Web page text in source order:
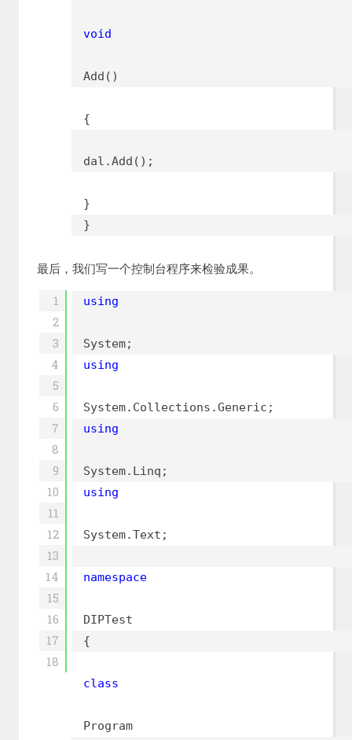
void
Add()
{
dal.Add();
}
}
最后，我们写一个控制台程序来检验成果。
1
2
3
4
5
6
7
8
9
10
11
12
13
14
15
16
17
18
using
System;
using
System.Collections.Generic;
using
System.Linq;
using
System.Text;
namespace
DIPTest
{
class
Program